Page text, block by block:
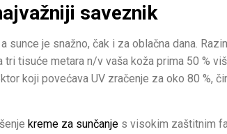
saveznik
je snažno, čak i za oblačna dana.
tisuće metara n/v vaša koža prima 50 %
koji povećava UV zračenje za oko 80 %,
kreme za sunčanje s visokim zaštitnim